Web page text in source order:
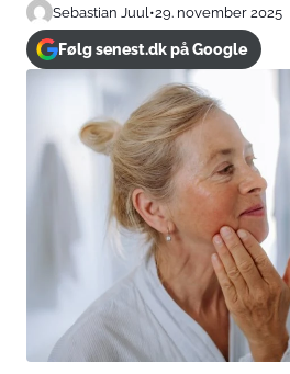
Sebastian Juul •29. november 2025
Følg senest.dk på Google